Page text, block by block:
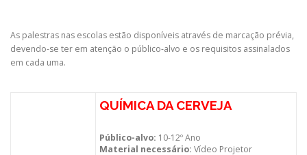
As palestras nas escolas estão disponíveis através de marcação prévia,
devendo-se ter em atenção o público-alvo e os requisitos assinalados
em cada uma.
QUÍMICA DA CERVEJA
Público-alvo: 10-12º Ano
Material necessário: Vídeo Projetor